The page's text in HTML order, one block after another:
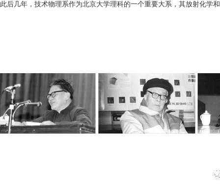
此后几年，技术物理系作为北京大学理科的一个重要大系，其放射化学